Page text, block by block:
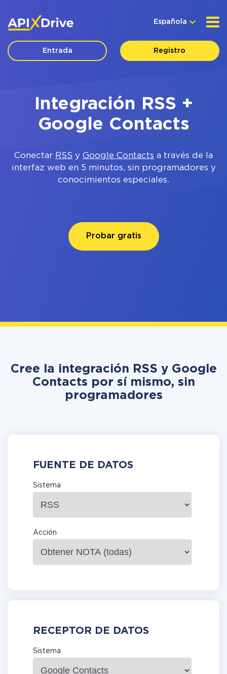
Española
Entrada Registro
Integración RSS +
Google Contacts
Conectar RSS y Google Contacts a través de la
interfaz web en 5 minutos, sin programadores y
conocimientos especiales.
Probar gratis
Cree la integración RSS y Google
Contacts por sí mismo, sin
programadores
FUENTE DE DATOS
Sistema
Acción
RECEPTOR DE DATOS
Sistema